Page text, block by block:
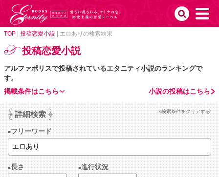
TOP 投稿恋愛小説 エロありの検索結果
投稿恋愛小説
アルファポリスで投稿されているエタニティ小説のランキングで
す。
小説の投稿はこちら
掲載条件はこちら
詳細検索 ×検索条件をクリアする
フリーワード
長さ 進行状況